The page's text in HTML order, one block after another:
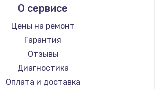
Thunderobot
Hisense
АОС
Ardor
Machenike
iru
О сервисе
Цены на ремонт
Гарантия
Отзывы
Диагностика
Оплата и доставка